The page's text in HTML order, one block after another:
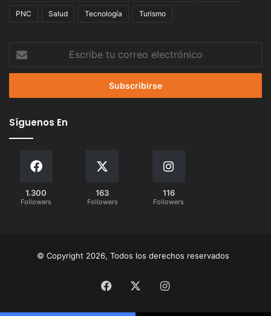
PNC Salud Tecnología Turismo
correo
Síguenos En
1.300
Followers
163
Followers
116
Followers
© Copyright 2026, Todos los derechos reservados
Facebook Instagram